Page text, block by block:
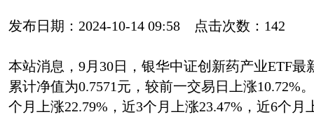
发布日期：2024-10-14 09:58 点击次数：142
本站消息，9月30日，银华中证创新药产业ETF最
累计净值为0.7571元，较前一交易日上涨10.72%
个月上涨22.79%，近3个月上涨23.47%，近6个月